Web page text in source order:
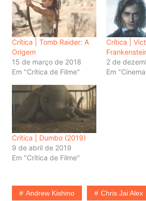
Crítica | Tomb Raider: A
Origem
15 de março de 2018
Em "Crítica de Filme"
Crítica |
2 de
Em
Crítica | Dumbo (2019)
9 de abril de 2019
Em "Crítica de Filme"
Andrew Kishino Chris Jai Alex